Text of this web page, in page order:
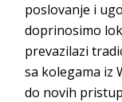
poslovanje i
doprinosimo
prevazilazi
sa kolegama iz
do novih